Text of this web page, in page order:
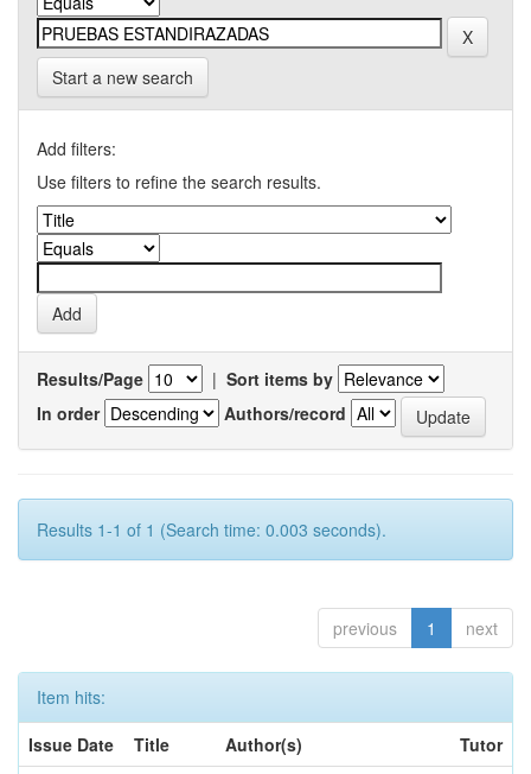
Start a new search
Add filters:
Use filters to refine the search results.
Results/Page | Sort items by
In order
Authors/record
Results 1-1 of 1 (Search time: 0.003 seconds).
previous 1 next
Item hits:
Issue Date
Title Author(s)
Tutor